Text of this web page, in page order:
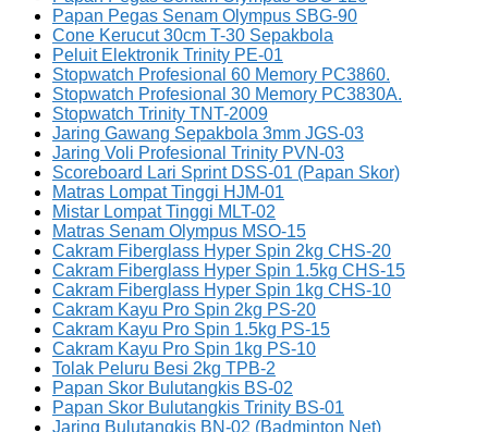
Papan Pegas Senam Olympus SBG-90
Cone Kerucut 30cm T-30 Sepakbola
Peluit Elektronik Trinity PE-01
Stopwatch Profesional 60 Memory PC3860.
Stopwatch Profesional 30 Memory PC3830A.
Stopwatch Trinity TNT-2009
Jaring Gawang Sepakbola 3mm JGS-03
Jaring Voli Profesional Trinity PVN-03
Scoreboard Lari Sprint DSS-01 (Papan Skor)
Matras Lompat Tinggi HJM-01
Mistar Lompat Tinggi MLT-02
Matras Senam Olympus MSO-15
Cakram Fiberglass Hyper Spin 2kg CHS-20
Cakram Fiberglass Hyper Spin 1.5kg CHS-15
Cakram Fiberglass Hyper Spin 1kg CHS-10
Cakram Kayu Pro Spin 2kg PS-20
Cakram Kayu Pro Spin 1.5kg PS-15
Cakram Kayu Pro Spin 1kg PS-10
Tolak Peluru Besi 2kg TPB-2
Papan Skor Bulutangkis BS-02
Papan Skor Bulutangkis Trinity BS-01
Jaring Bulutangkis BN-02 (Badminton Net)